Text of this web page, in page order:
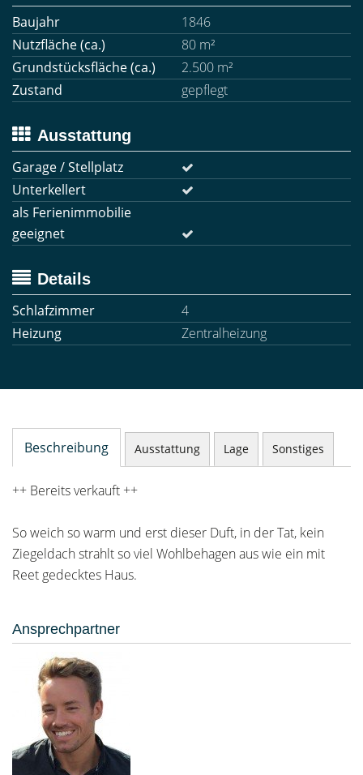
Baujahr
1846
Nutzfläche (ca.)
80 m²
Grundstücksfläche (ca.)
2.500 m²
Zustand
gepflegt
Ausstattung
Garage / Stellplatz
Unterkellert
als Ferienimmobilie
geeignet
Details
Schlafzimmer
4
Heizung
Zentralheizung
Beschreibung Ausstattung Lage Sonstiges
++ Bereits verkauft ++
So weich so warm und erst dieser Duft, in der Tat, kein
Ziegeldach strahlt so viel Wohlbehagen aus wie ein mit
Reet gedecktes Haus.
Ansprechpartner